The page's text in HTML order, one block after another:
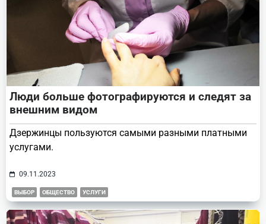
Люди больше фотографируются и следят за
внешним видом
Дзержинцы пользуются самыми разными платными
услугами.
09.11.2023
ВЫБОР ОБЩЕСТВО УСЛУГИ